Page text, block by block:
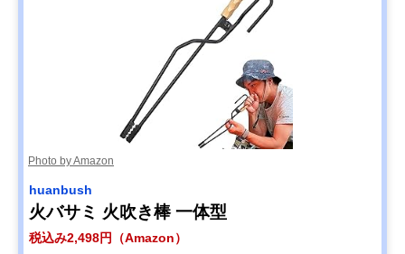
Photo by Amazon
huanbush
火バサミ 火吹き棒 一体型
税込み2,498円（Amazon）